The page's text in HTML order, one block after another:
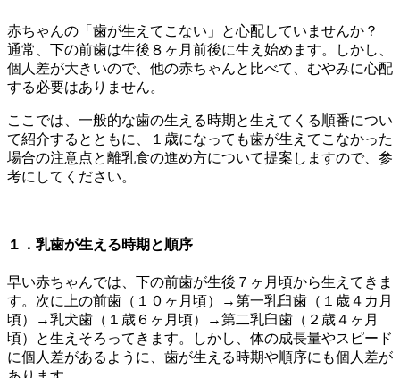
赤ちゃんの「歯が生えてこない」と心配していませんか？
通常、下の前歯は生後８ヶ月前後に生え始めます。しかし、
個人差が大きいので、他の赤ちゃんと比べて、むやみに心配
する必要はありません。
ここでは、一般的な歯の生える時期と生えてくる順番につい
て紹介するとともに、１歳になっても歯が生えてこなかった
場合の注意点と離乳食の進め方について提案しますので、参
考にしてください。
１．乳歯が生える時期と順序
早い赤ちゃんでは、下の前歯が生後７ヶ月頃から生えてきま
す。次に上の前歯（１０ヶ月頃）→第一乳臼歯（１歳４カ月
頃）→乳犬歯（１歳６ヶ月頃）→第二乳臼歯（２歳４ヶ月
頃）と生えそろってきます。しかし、体の成長量やスピード
に個人差があるように、歯が生える時期や順序にも個人差が